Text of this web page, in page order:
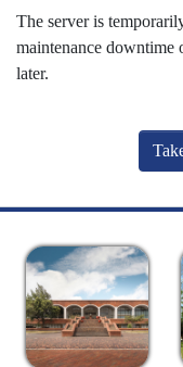
The server is
maintenance downtime
later.